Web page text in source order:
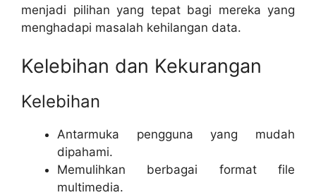
menjadi pilihan yang tepat bagi mereka yang
menghadapi masalah kehilangan data.
Kelebihan dan Kekurangan
Kelebihan
Antarmuka pengguna yang mudah
dipahami.
Memulihkan berbagai format file
multimedia.